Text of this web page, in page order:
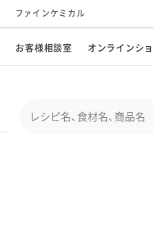
おす
キユー
明日も
おうち
その
お客様相談室 オンラインシ
ファインケミカル